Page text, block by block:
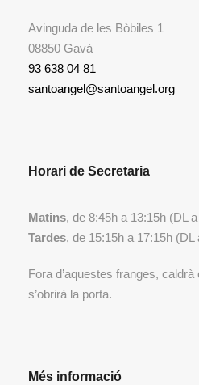
Avinguda de les Bòbiles 1
08850 Gavà
93 638 04 81
santoangel@santoangel.org
Horari de Secretaria
Matins, de 8:45h a 13:15h (DL
Tardes, de 15:15h a 17:15h (DL
Fora d’aquestes franges,
s’obrirà la porta.
Més informació